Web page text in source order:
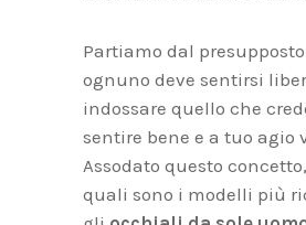
Partiamo dal
ognuno deve sentirsi
indossare quello che
sentire bene e a tuo agio
Assodato questo
quali sono i modelli più